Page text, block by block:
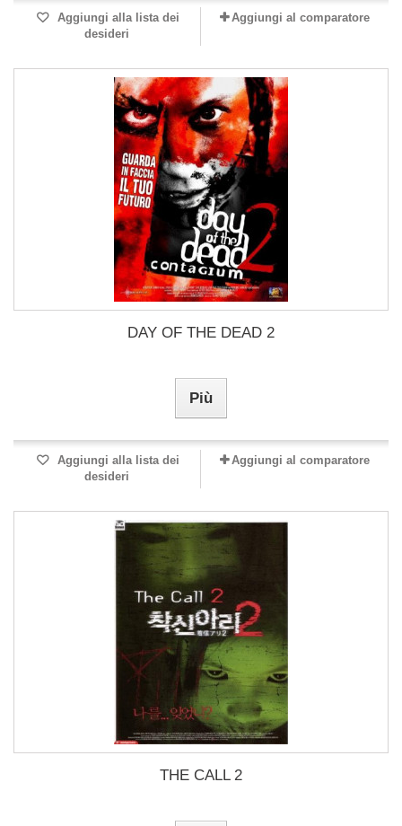
Aggiungi alla lista dei
desideri
Aggiungi al comparatore
DAY OF THE DEAD 2
Più
Aggiungi alla lista dei
desideri
Aggiungi al comparatore
THE CALL 2